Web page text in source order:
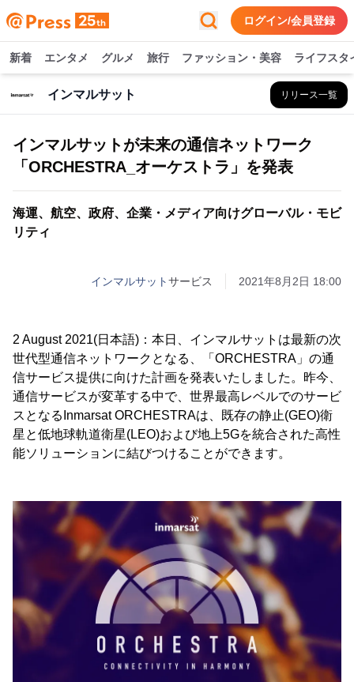
ログイン/会員登録
新着 エンタメ グルメ 旅行 ファッション・美容 ライフスタ
インマルサット リリース一覧
インマルサットが未来の通信ネットワーク
「ORCHESTRA_オーケストラ」を発表
海運、航空、政府、企業・メディア向けグローバル・モビ
リティ
インマルサットサービス 2021年8月2日 18:00
2 August 2021(日本語)：本日、インマルサットは最新の次
世代型通信ネットワークとなる、「ORCHESTRA」の通
信サービス提供に向けた計画を発表いたしました。昨今、
通信サービスが変革する中で、世界最高レベルでのサービ
スとなるInmarsat ORCHESTRAは、既存の静止(GEO)衛
星と低地球軌道衛星(LEO)および地上5Gを統合された高性
能ソリューションに結びつけることができます。